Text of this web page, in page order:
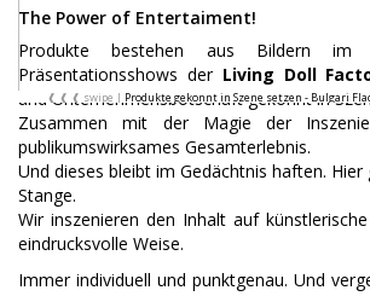
Produkte gekonnt in Szene setzen - Bulgari
The Power of Entertaiment!
Produkte bestehen aus Bildern im
Präsentationsshows der Living Doll
und Unternehmensbotschaft gekonnt in
Zusammen mit der Magie der
publikumswirksames Gesamterlebnis.
Und dieses bleibt im Gedächtnis haften.
Stange.
Wir inszenieren den Inhalt auf
eindrucksvolle Weise.
Immer individuell und punktgenau. Und